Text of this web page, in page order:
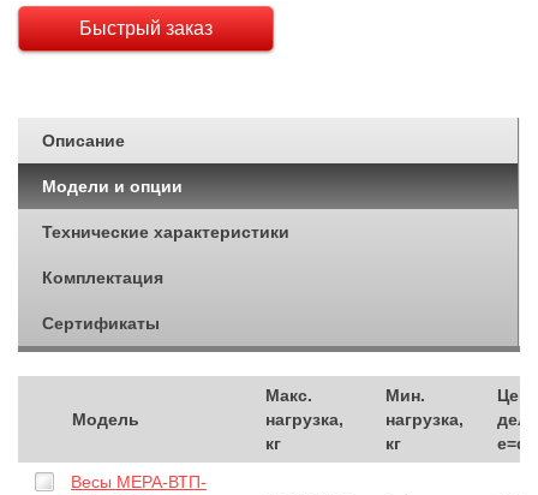
Быстрый заказ
Описание
Модели и опции
Технические характеристики
Комплектация
Сертификаты
Модель
Макс.
нагрузка,
кг
Мин.
нагрузка,
кг
Цена
e=d,
Весы МЕРА-ВТП-